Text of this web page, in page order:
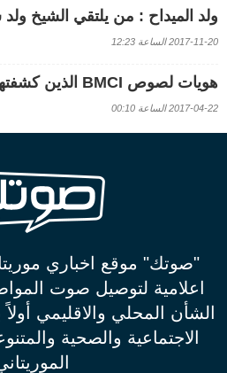
ولد الميداح : من يلتقي الشيخ
2017-11-20 الساعة 12:23
هويات لصوص BMCI الذين كشفتهم إمرأة
2017-04-22 الساعة 00:10
"صوتك" موقع اخباري
اعلامية لتوصيل صوت
الشأن المحلي والاقليمي
الاجتماعية والصحية